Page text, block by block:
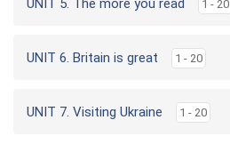
UNIT 5. The more you read 1 - 20
UNIT 6. Britain is great 1 - 20
UNIT 7. Visiting Ukraine 1 - 20